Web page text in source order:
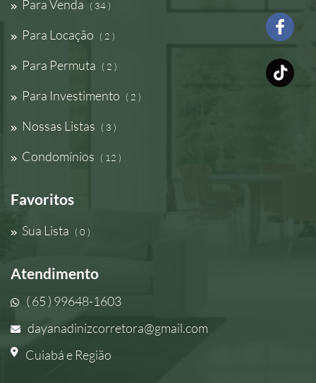
Para Venda ( 34 )
Para Locação ( 2 )
Para Permuta ( 2 )
Para Investimento ( 2 )
Nossas Listas ( 3 )
Condomínios ( 12 )
Favoritos
Sua Lista ( 0 )
Atendimento
( 65 ) 99648-1603
dayanadinizcorretora@gmail.com
Cuiabá e Região